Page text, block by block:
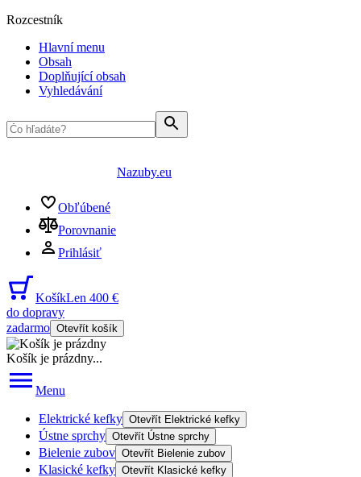
Rozcestník
Hlavní menu
Obsah
Doplňující obsah
Vyhledávání
Nazuby.eu
Obľúbené
Porovnanie
Prihlásiť
KošíkLen 400 €
do dopravy
zadarmo Otevřít košík
Košík je prázdny...
Menu
Elektrické kefky Otevřít Elektrické kefky
Ústne sprchy Otevřít Ústne sprchy
Bielenie zubov Otevřít Bielenie zubov
Klasické kefky Otevřít Klasické kefky